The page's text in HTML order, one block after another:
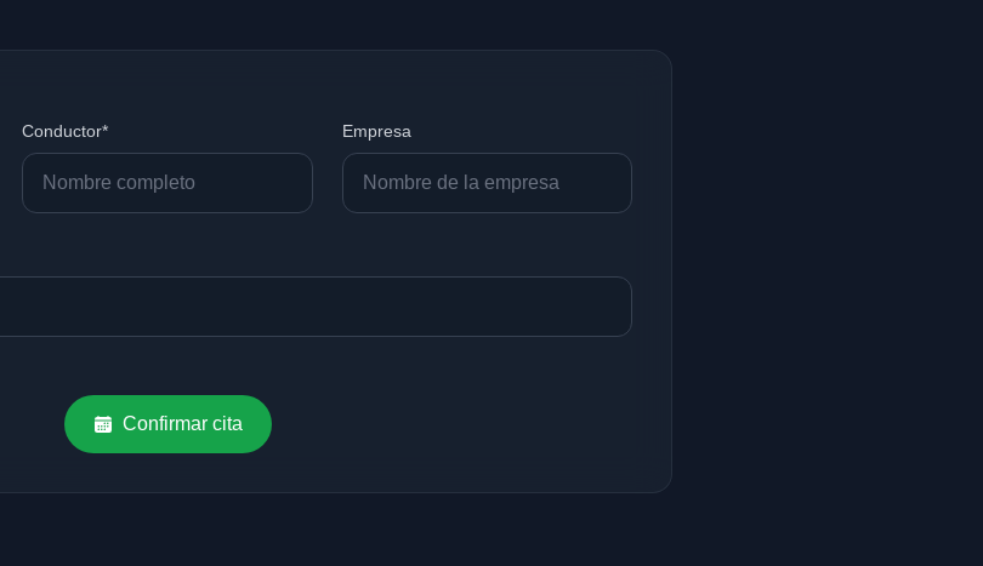
Conductor* Empresa
Confirmar cita